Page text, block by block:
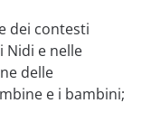
dei contesti
Nidi e nelle
delle
e i bambini;